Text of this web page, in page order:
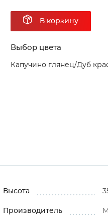
В корзину
Выбор цвета
Капучино глянец/Дуб
Высота
Производитель